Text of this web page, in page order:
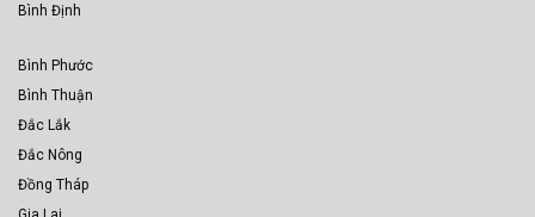
Bình Định
Bình Phước
Bình Thuận
Đắc Lắk
Đắc Nông
Đồng Tháp